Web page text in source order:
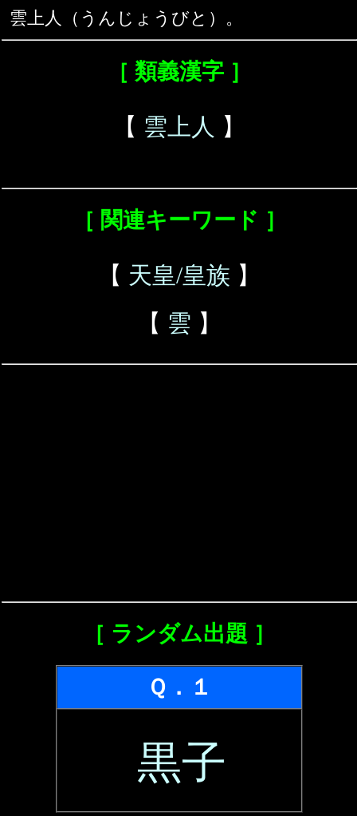
雲上人（うんじょうびと）。
［ 類義漢字 ］
【 雲上人 】
［ 関連キーワード ］
【 天皇/皇族 】
【 雲 】
［ ランダム出題 ］
Ｑ．１
黒子